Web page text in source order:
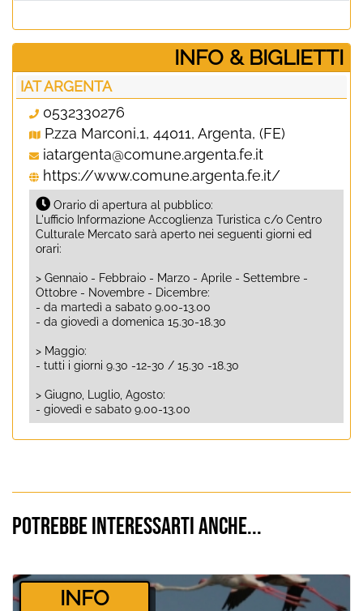
­INFO & BIGLIETTI
IAT ARGENTA
0532330276
P.zza Marconi,1, 44011, Argenta, (FE)
iatargenta@comune.argenta.fe.it
https://www.comune.argenta.fe.it/
Orario di apertura al pubblico:
L'ufficio Informazione Accoglienza Turistica c/o Centro
Culturale Mercato sarà aperto nei seguenti giorni ed
orari:
> Gennaio - Febbraio - Marzo - Aprile - Settembre -
Ottobre - Novembre - Dicembre:
- da martedì a sabato 9.00-13.00
- da giovedì a domenica 15.30-18.30
> Maggio:
- tutti i giorni 9.30 -12-30 / 15.30 -18.30
> Giugno, Luglio, Agosto:
- giovedì e sabato 9.00-13.00
Potrebbe interessarti anche...
­INFO